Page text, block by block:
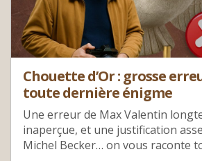
Chouette d’Or : grosse
toute dernière énigme
Une erreur de Max Valentin
inaperçue, et une justification
Michel Becker… on vous raconte